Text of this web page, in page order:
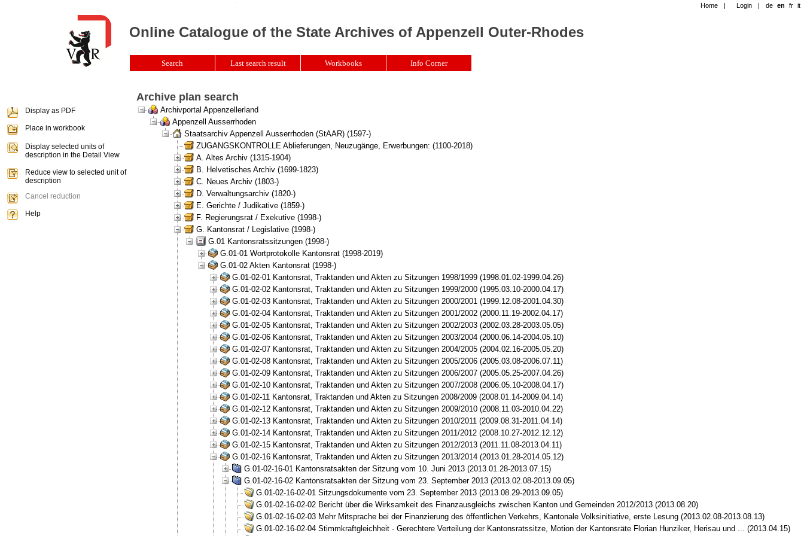
Archive plan search
Archivportal Appenzellerland
Appenzell Ausserrhoden
Staatsarchiv Appenzell Ausserrhoden (StAAR) (1597-)
ZUGANGSKONTROLLE Ablieferungen, Neuzugänge, Erwerbungen: (1100-2018)
A. Altes Archiv (1315-1904)
B. Helvetisches Archiv (1699-1823)
C. Neues Archiv (1803-)
D. Verwaltungsarchiv (1820-)
E. Gerichte / Judikative (1859-)
F. Regierungsrat / Exekutive (1998-)
G. Kantonsrat / Legislative (1998-)
G.01 Kantonsratssitzungen (1998-)
G.01-01 Wortprotokolle Kantonsrat (1998-2019)
G.01-02 Akten Kantonsrat (1998-)
G.01-02-01 Kantonsrat, Traktanden und Akten zu Sitzungen 1998/1999 (1998.01.02-1999.04.26)
G.01-02-02 Kantonsrat, Traktanden und Akten zu Sitzungen 1999/2000 (1995.03.10-2000.04.17)
G.01-02-03 Kantonsrat, Traktanden und Akten zu Sitzungen 2000/2001 (1999.12.08-2001.04.30)
G.01-02-04 Kantonsrat, Traktanden und Akten zu Sitzungen 2001/2002 (2000.11.19-2002.04.17)
G.01-02-05 Kantonsrat, Traktanden und Akten zu Sitzungen 2002/2003 (2002.03.28-2003.05.05)
G.01-02-06 Kantonsrat, Traktanden und Akten zu Sitzungen 2003/2004 (2000.06.14-2004.05.10)
G.01-02-07 Kantonsrat, Traktanden und Akten zu Sitzungen 2004/2005 (2004.02.16-2005.05.20)
G.01-02-08 Kantonsrat, Traktanden und Akten zu Sitzungen 2005/2006 (2005.03.08-2006.07.11)
G.01-02-09 Kantonsrat, Traktanden und Akten zu Sitzungen 2006/2007 (2005.05.25-2007.04.26)
G.01-02-10 Kantonsrat, Traktanden und Akten zu Sitzungen 2007/2008 (2006.05.10-2008.04.17)
G.01-02-11 Kantonsrat, Traktanden und Akten zu Sitzungen 2008/2009 (2008.01.14-2009.04.14)
G.01-02-12 Kantonsrat, Traktanden und Akten zu Sitzungen 2009/2010 (2008.11.03-2010.04.22)
G.01-02-13 Kantonsrat, Traktanden und Akten zu Sitzungen 2010/2011 (2009.08.31-2011.04.14)
G.01-02-14 Kantonsrat, Traktanden und Akten zu Sitzungen 2011/2012 (2008.10.27-2012.12.12)
G.01-02-15 Kantonsrat, Traktanden und Akten zu Sitzungen 2012/2013 (2011.11.08-2013.04.11)
G.01-02-16 Kantonsrat, Traktanden und Akten zu Sitzungen 2013/2014 (2013.01.28-2014.05.12)
G.01-02-16-01 Kantonsratsakten der Sitzung vom 10. Juni 2013 (2013.01.28-2013.07.15)
G.01-02-16-02 Kantonsratsakten der Sitzung vom 23. September 2013 (2013.02.08-2013.09.05)
G.01-02-16-02-01 Sitzungsdokumente vom 23. September 2013 (2013.08.29-2013.09.05)
G.01-02-16-02-02 Bericht über die Wirksamkeit des Finanzausgleichs zwischen Kanton und Gemeinden 2012/2013 (2013.08.20)
G.01-02-16-02-03 Mehr Mitsprache bei der Finanzierung des öffentlichen Verkehrs, Kantonale Volksinitiative, erste Lesung (2013.02.08-2013.08.13)
G.01-02-16-02-04 Stimmkraftgleichheit - Gerechtere Verteilung der Kantonsratssitze, Motion der Kantonsräte Florian Hunziker, Herisau und ... (2013.04.15)
Home | Login | de en fr it
Online Catalogue of the State Archives of Appenzell Outer-Rhodes
Search Last search result Workbooks Info Corner
Display as PDF
Place in workbook
Display selected units of
description in the Detail View
Reduce view to selected unit of
description
Cancel reduction
Help